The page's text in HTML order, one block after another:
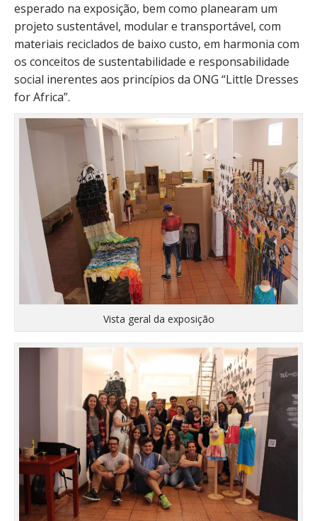
esperado na exposição, bem como planearam um
projeto sustentável, modular e transportável, com
materiais reciclados de baixo custo, em harmonia com
os conceitos de sustentabilidade e responsabilidade
social inerentes aos princípios da ONG “Little Dresses
for Africa”.
Vista geral da exposição